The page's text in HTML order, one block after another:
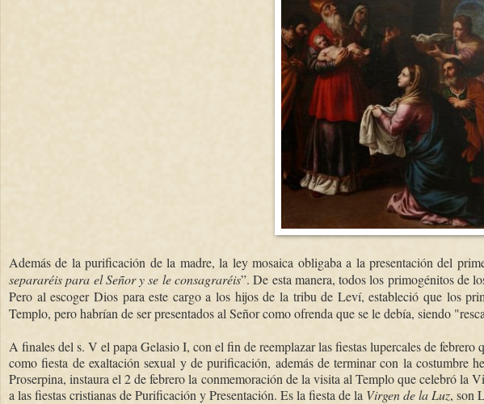
Además de la purificación de la madre, la ley mosaica obligaba a la presentación del
separaréis para el Señor y se le consagraréis”. De esta manera, todos los primogénitos de
Pero al escoger Dios para este cargo a los hijos de la tribu de Leví, estableció que los
Templo, pero habrían de ser presentados al Señor como ofrenda que se le debía, siendo
A finales del s. V el papa Gelasio I, con el fin de reemplazar las fiestas lupercales de
como fiesta de exaltación sexual y de purificación, además de terminar con la costumbre
Proserpina, instaura el 2 de febrero la conmemoración de la visita al Templo que celebró la
a las fiestas cristianas de Purificación y Presentación. Es la fiesta de la Virgen de la Luz, son